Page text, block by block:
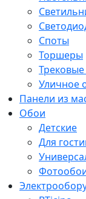
Споты
Торшеры
Уличное
Панели из
Обои
Детские
Для